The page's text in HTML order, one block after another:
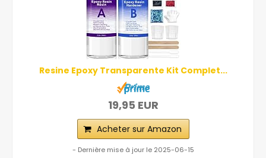
Resine Epoxy Transparente Kit Complet...
19,95 EUR
Acheter sur Amazon
- Dernière mise à jour le 2025-06-15